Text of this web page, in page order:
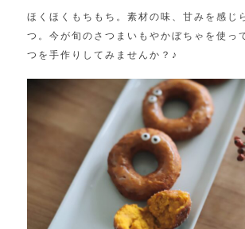
ほくほくもちもち。素材の味、甘みを感じ
つ。今が旬のさつまいもやかぼちゃを使っ
つを手作りしてみませんか？♪